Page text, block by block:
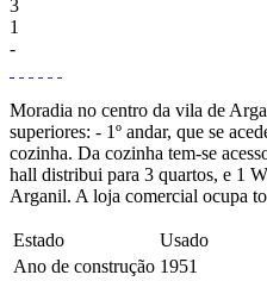
3
1
-
Moradia no centro da vila de
superiores: - 1º andar, que se
cozinha. Da cozinha tem-se
hall distribui para 3 quartos, e 1
Arganil. A loja comercial ocupa
Estado
Usado
Ano de construção 1951